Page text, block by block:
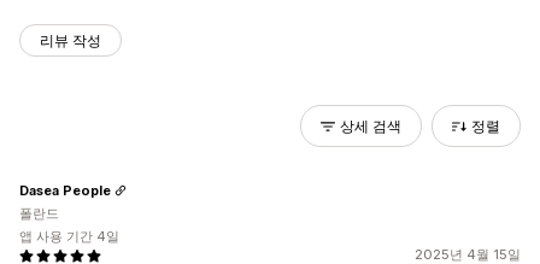
리뷰 작성
상세 검색 정렬
2025년 4월 15일
Dasea People
폴란드
앱 사용 기간 4일